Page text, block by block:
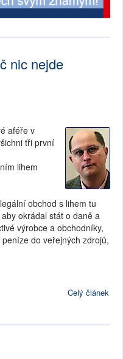
nic nejde
aféře v
tři první
lihem
obchod s lihem tu
okrádal stát o daně a
výrobce a obchodníky,
do veřejných zdrojů,
Celý článek